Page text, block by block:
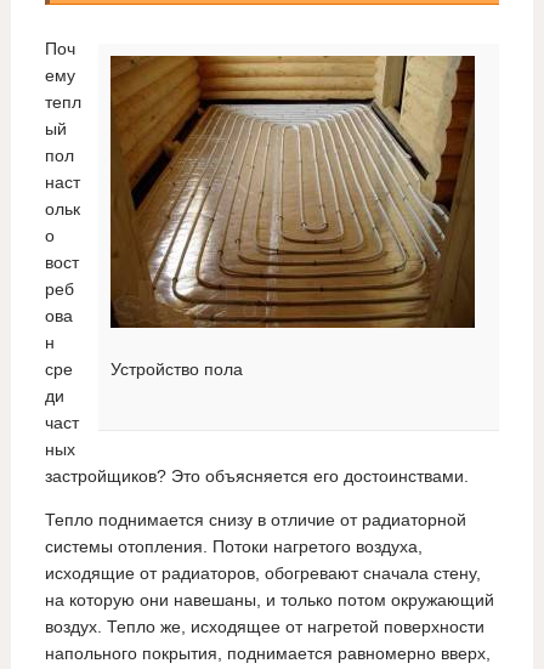
Устройство пола
Поч
ему
тепл
ый
пол
наст
ольк
о
вост
реб
ова
н
сре
ди
част
ных
застройщиков? Это объясняется его достоинствами.
Тепло поднимается снизу в отличие от радиаторной
системы отопления. Потоки нагретого воздуха,
исходящие от радиаторов, обогревают сначала стену,
на которую они навешаны, и только потом окружающий
воздух. Тепло же, исходящее от нагретой поверхности
напольного покрытия, поднимается равномерно вверх,